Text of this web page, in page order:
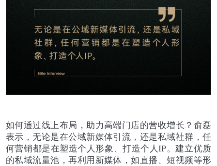
如何通过线上布局，助力高端门店的营收增长？俞磊
表示，无论是在公域新媒体引流，还是私域社群，任
何营销都是在塑造个人形象、打造个人IP。建立优质
的私域流量池，再利用新媒体，如直播、短视频等形